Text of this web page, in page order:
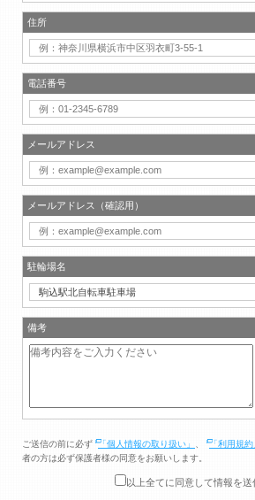
住所
電話番号
メールアドレス
メールアドレス（確認用）
駐輪場名
備考
ご送信の前に必ず 「個人情報の取り扱い」 「利用規約
者の方は必ず保護者様の同意をお願いします。
以上全てに同意して情報を送